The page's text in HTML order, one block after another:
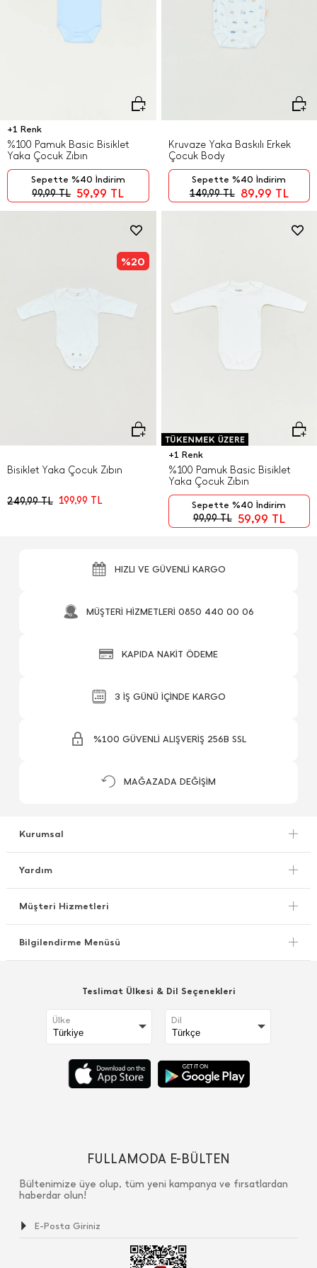
+1 Renk
%100 Pamuk Basic Bisiklet
Yaka Çocuk Zıbın
99,99TL 59,99 TL
Sepette %40 İndirim
Kruvaze Yaka Baskılı Erkek
Çocuk Body
149,99TL 89,99 TL
Sepette %40 İndirim
Bisiklet Yaka Çocuk Zıbın
249,99TL 199,99 TL
%20
+1 Renk
%100 Pamuk Basic Bisiklet
Yaka Çocuk Zıbın
99,99TL 59,99 TL
Sepette %40 İndirim
HIZLI VE GÜVENLİ KARGO
MÜŞTERİ HİZMETLERİ 0850 440 00 06
KAPIDA NAKİT ÖDEME
3 İŞ GÜNÜ İÇİNDE KARGO
%100 GÜVENLİ ALIŞVERİŞ 256B SSL
MAĞAZADA DEĞİŞİM
Kurumsal
Yardım
Müşteri Hizmetleri
Bilgilendirme Menüsü
Teslimat Ülkesi & Dil Seçenekleri
Ülke Dil
FULLAMODA E-BÜLTEN
Bültenimize üye olup, tüm yeni kampanya ve fırsatlardan
haberdar olun!